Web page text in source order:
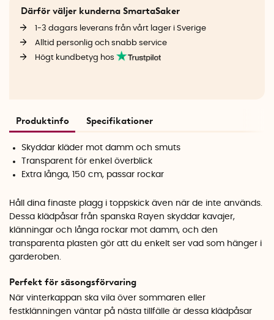
Därför väljer kunderna SmartaSaker
1-3 dagars leverans från vårt lager i Sverige
Alltid personlig och snabb service
Högt kundbetyg hos
Produktinfo Specifikationer
Skyddar kläder mot damm och smuts
Transparent för enkel överblick
Extra långa, 150 cm, passar rockar
Håll dina finaste plagg i toppskick även när de inte används.
Dessa klädpåsar från spanska Rayen skyddar kavajer,
klänningar och långa rockar mot damm, och den
transparenta plasten gör att du enkelt ser vad som hänger i
garderoben.
Perfekt för säsongsförvaring
När vinterkappan ska vila över sommaren eller
festklänningen väntar på nästa tillfälle är dessa klädpåsar